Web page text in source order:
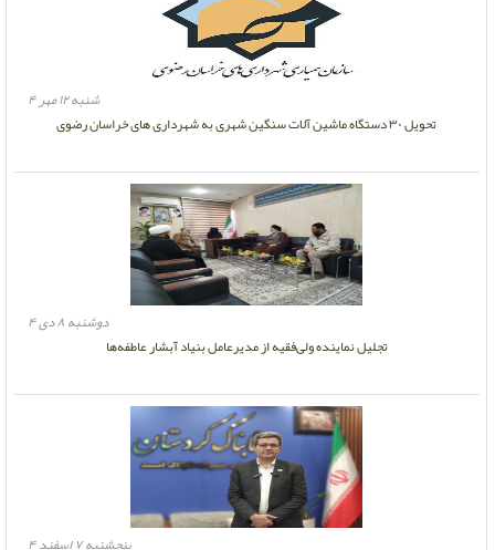
پنجشنبه ۷ اسفند ۴
تجلیل نماینده ولی‌فقیه از مدیرعامل بنیاد آبشار عاطفه‌ها
دوشنبه ۸ دی ۴
تحویل ۳۰ دستگاه ماشین آلات سنگین شهری به شهرداری های خراسان رضوی
شنبه ۱۲ مهر ۴